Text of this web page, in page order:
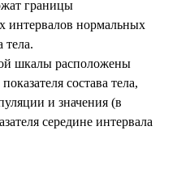
границы
интервалов нормальных
тела.
шкалы расположены
состава тела,
и значения (в
середине интервала